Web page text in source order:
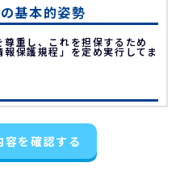
基本的姿勢
重し、これを担保するため
保護規程」を定め実行してま
容を確認する